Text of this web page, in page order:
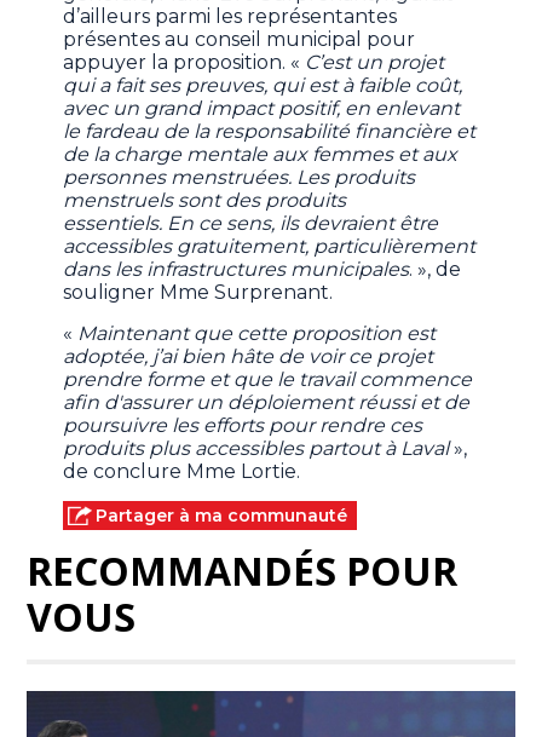
d’ailleurs parmi les représentantes
présentes au conseil municipal pour
appuyer la proposition. « C’est un projet
qui a fait ses preuves, qui est à faible coût,
avec un grand impact positif, en enlevant
le fardeau de la responsabilité financière et
de la charge mentale aux femmes et aux
personnes menstruées. Les produits
menstruels sont des produits
essentiels. En ce sens, ils devraient être
accessibles gratuitement, particulièrement
dans les infrastructures municipales. », de
souligner Mme Surprenant.
« Maintenant que cette proposition est
adoptée, j’ai bien hâte de voir ce projet
prendre forme et que le travail commence
afin d'assurer un déploiement réussi et de
poursuivre les efforts pour rendre ces
produits plus accessibles partout à Laval»,
de conclure Mme Lortie.
Partager à ma communauté
RECOMMANDÉS POUR
VOUS